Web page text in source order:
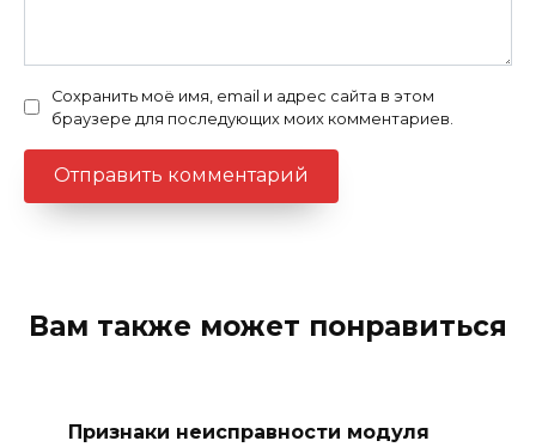
Сохранить моё имя, email и адрес сайта в этом
браузере для последующих моих комментариев.
Вам также может понравиться
Признаки неисправности модуля